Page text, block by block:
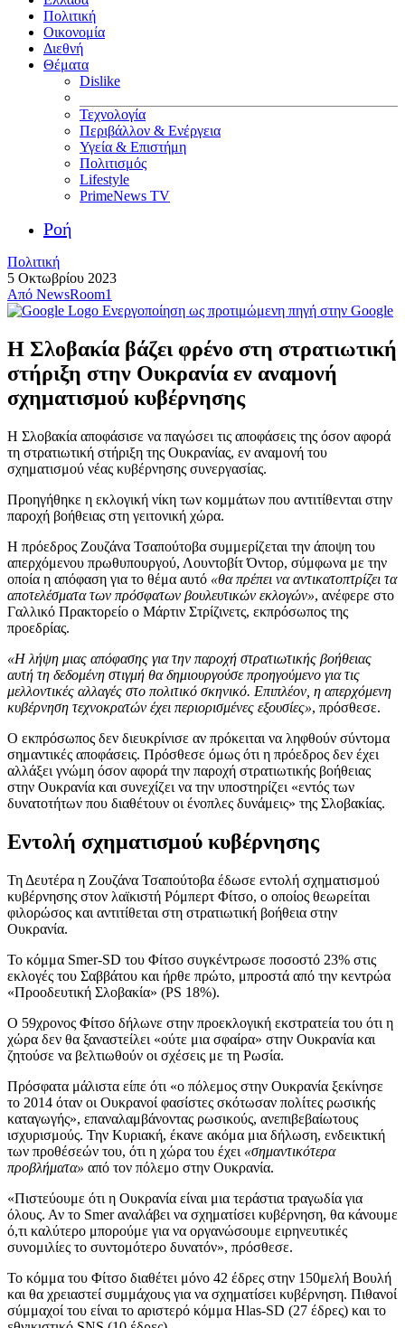
Πολιτική
Οικονομία
Διεθνή
Θέματα
Dislike
Τεχνολογία
Περιβάλλον & Ενέργεια
Υγεία & Επιστήμη
Πολιτισμός
Lifestyle
PrimeNews TV
Ροή
Πολιτική
5 Οκτωβρίου 2023
Από NewsRoom1
Ενεργοποίηση ως προτιμώμενη πηγή στην Google
Η Σλοβακία βάζει φρένο στη στρατιωτική
στήριξη στην Ουκρανία εν αναμονή
σχηματισμού κυβέρνησης
Η Σλοβακία αποφάσισε να παγώσει τις αποφάσεις της όσον αφορά
τη στρατιωτική στήριξη της Ουκρανίας, εν αναμονή του
σχηματισμού νέας κυβέρνησης συνεργασίας.
Προηγήθηκε η εκλογική νίκη των κομμάτων που αντιτίθενται στην
παροχή βοήθειας στη γειτονική χώρα.
Η πρόεδρος Ζουζάνα Τσαπούτοβα συμμερίζεται την άποψη του
απερχόμενου πρωθυπουργού, Λουντοβίτ Όντορ, σύμφωνα με την
οποία η απόφαση για το θέμα αυτό «θα πρέπει να αντικατοπτρίζει τα
αποτελέσματα των πρόσφατων βουλευτικών εκλογών», ανέφερε στο
Γαλλικό Πρακτορείο ο Μάρτιν Στρίζινετς, εκπρόσωπος της
προεδρίας.
«Η λήψη μιας απόφασης για την παροχή στρατιωτικής βοήθειας
αυτή τη δεδομένη στιγμή θα δημιουργούσε προηγούμενο για τις
μελλοντικές αλλαγές στο πολιτικό σκηνικό. Επιπλέον, η απερχόμενη
κυβέρνηση τεχνοκρατών έχει περιορισμένες εξουσίες», πρόσθεσε.
Ο εκπρόσωπος δεν διευκρίνισε αν πρόκειται να ληφθούν σύντομα
σημαντικές αποφάσεις. Πρόσθεσε όμως ότι η πρόεδρος δεν έχει
αλλάξει γνώμη όσον αφορά την παροχή στρατιωτικής βοήθειας
στην Ουκρανία και συνεχίζει να την υποστηρίζει «εντός των
δυνατοτήτων που διαθέτουν οι ένοπλες δυνάμεις» της Σλοβακίας.
Εντολή σχηματισμού κυβέρνησης
Τη Δευτέρα η Ζουζάνα Τσαπούτοβα έδωσε εντολή σχηματισμού
κυβέρνησης στον λαϊκιστή Ρόμπερτ Φίτσο, ο οποίος θεωρείται
φιλορώσος και αντιτίθεται στη στρατιωτική βοήθεια στην
Ουκρανία.
Το κόμμα Smer-SD του Φίτσο συγκέντρωσε ποσοστό 23% στις
εκλογές του Σαββάτου και ήρθε πρώτο, μπροστά από την κεντρώα
«Προοδευτική Σλοβακία» (PS 18%).
Ο 59χρονος Φίτσο δήλωνε στην προεκλογική εκστρατεία του ότι η
χώρα δεν θα ξαναστείλει «ούτε μια σφαίρα» στην Ουκρανία και
ζητούσε να βελτιωθούν οι σχέσεις με τη Ρωσία.
Πρόσφατα μάλιστα είπε ότι «ο πόλεμος στην Ουκρανία ξεκίνησε
το 2014 όταν οι Ουκρανοί φασίστες σκότωσαν πολίτες ρωσικής
καταγωγής», επαναλαμβάνοντας ρωσικούς, ανεπιβεβαίωτους
ισχυρισμούς. Την Κυριακή, έκανε ακόμα μια δήλωση, ενδεικτική
των προθέσεών του, ότι η χώρα του έχει «σημαντικότερα
προβλήματα» από τον πόλεμο στην Ουκρανία.
«Πιστεύουμε ότι η Ουκρανία είναι μια τεράστια τραγωδία για
όλους. Αν το Smer αναλάβει να σχηματίσει κυβέρνηση, θα κάνουμε
ό,τι καλύτερο μπορούμε για να οργανώσουμε ειρηνευτικές
συνομιλίες το συντομότερο δυνατόν», πρόσθεσε.
Το κόμμα του Φίτσο διαθέτει μόνο 42 έδρες στην 150μελή Βουλή
και θα χρειαστεί συμμάχους για να σχηματίσει κυβέρνηση. Πιθανοί
σύμμαχοί του είναι το αριστερό κόμμα Hlas-SD (27 έδρες) και το